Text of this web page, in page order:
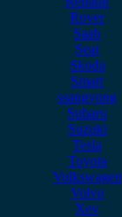
Rover
Saab
Seat
Skoda
Smart
ssangyong
Subaru
Suzuki
Tesla
Toyota
Volkswagen
Volvo
Xev